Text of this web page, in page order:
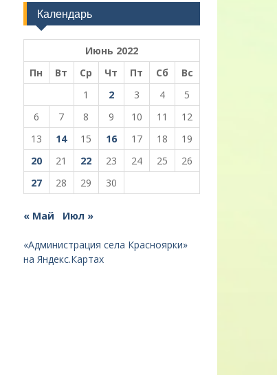
Календарь
Июнь 2022
Пн
Вт Ср Чт Пт Сб
Вс
1
2 3 4
5
6
7 8 9 10 11
12
13
14 15 16 17 18
19
20
21 22 23 24 25
26
27
28 29 30
« Май Июл »
«Администрация села Красноярки»
на Яндекс.Картах